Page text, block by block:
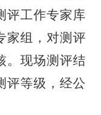
评工作专家库
家组，对测评
。现场测评结
评等级，经公